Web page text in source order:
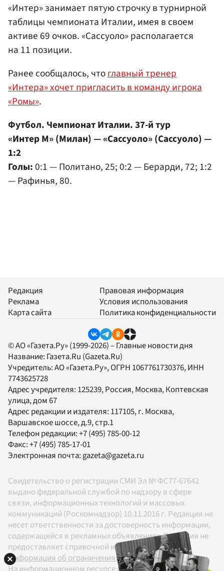
«Интер» занимает пятую строчку в турнирной
таблицы чемпионата Италии, имея в своем
активе 69 очков. «Сассуоло» располагается
на 11 позиции.
Ранее сообщалось, чтоглавный тренер
«Интера» хочет пригласить в команду игрока
«Ромы».
Футбол. Чемпионат Италии. 37-й тур
«Интер М» (Милан) — «Сассуоло» (Сассуоло) —
1:2
Голы:0:1 — Политано, 25; 0:2 — Берарди, 72; 1:2
— Рафинья, 80.
Редакция
Реклама
Карта сайта
Правовая информация
Условия использования
Политика конфиденциальности
© АО «Газета.Ру» (1999-2026) – Главные новости дня
Название: Газета.Ru (Gazeta.Ru)
Учредитель:АО «Газета.Ру», ОГРН 1067761730376, ИНН
7743625728
Адрес учредителя: 125239, Россия, Москва, Коптевская
улица, дом 67
Адрес редакции и издателя: 117105, г. Москва,
Варшавское шоссе, д.9, стр.1
Телефон редакции:+7 (495) 785-00-12
Факс:+7 (495) 785-17-01
Электронная почта:gazeta@gazeta.ru
Свидетельство о регистрации СМИ Эл № ФС77-67642
выдано федеральной службой по надзору в сфере
связи, информационных технологий и массовых
коммуникаций (Роскомнадзор) 10.11.2016 г. Редакция не
несет ответственности за достоверность информации,
содержащейся в рекламных объявлениях. Редакция не
предоставляет справочной информации.
Информация об ограничениях